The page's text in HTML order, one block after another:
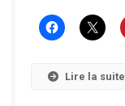
Lire la suite